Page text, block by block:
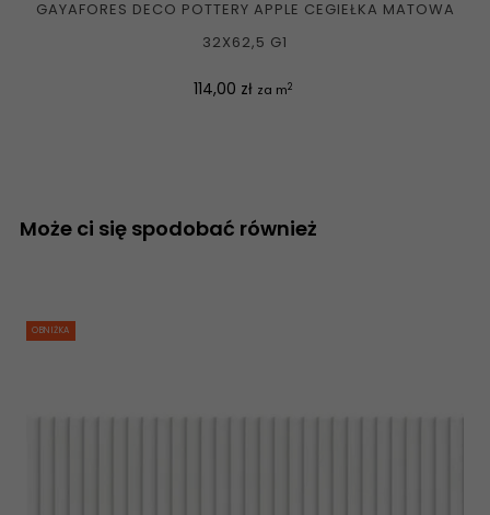
GAYAFORES DECO POTTERY APPLE CEGIEŁKA MATOWA
32X62,5 G1
Cena
114,00 zł za m2
Może ci się spodobać również
OBNIŻKA